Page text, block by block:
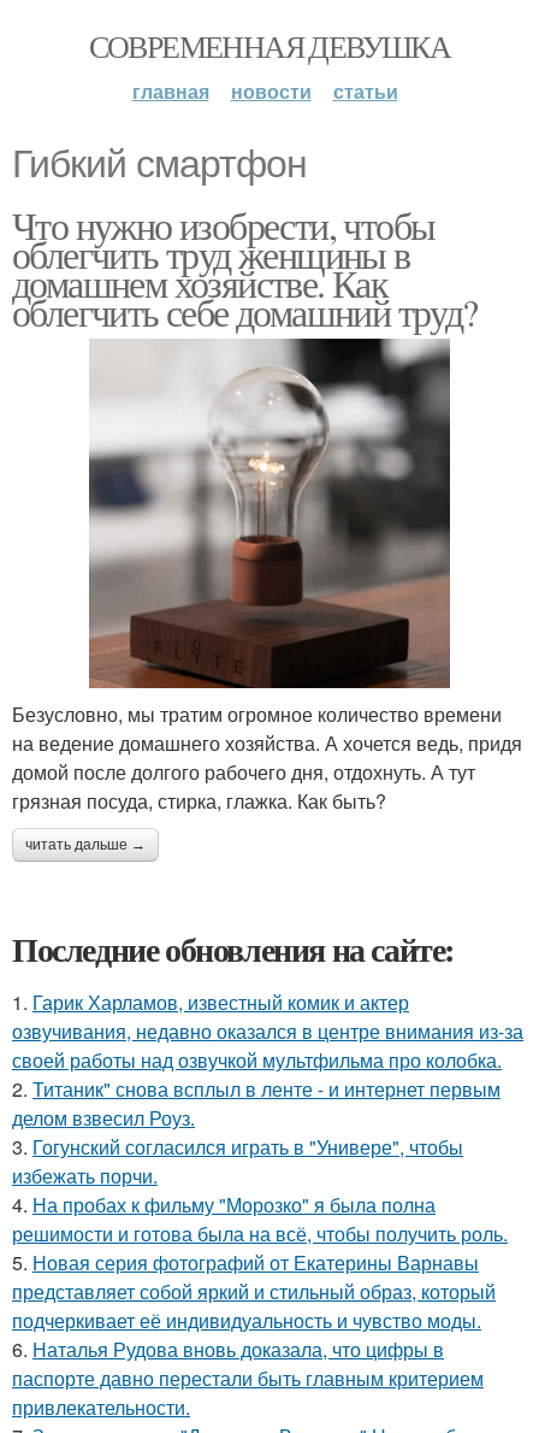
СОВРЕМЕННАЯ ДЕВУШКА
главная новости статьи
Гибкий смартфон
Что нужно изобрести, чтобы
облегчить труд женщины в
домашнем хозяйстве. Как
облегчить себе домашний труд?
Безусловно, мы тратим огромное количество времени
на ведение домашнего хозяйства. А хочется ведь, придя
домой после долгого рабочего дня, отдохнуть. А тут
грязная посуда, стирка, глажка. Как быть?
читать дальше →
Последние обновления на сайте:
1. Гарик Харламов, известный комик и актер
озвучивания, недавно оказался в центре внимания из-за
своей работы над озвучкой мультфильма про колобка.
2. Титаник" снова всплыл в ленте - и интернет первым
делом взвесил Роуз.
3. Гогунский согласился играть в "Универе", чтобы
избежать порчи.
4. На пробах к фильму "Морозко" я была полна
решимости и готова была на всё, чтобы получить роль.
5. Новая серия фотографий от Екатерины Варнавы
представляет собой яркий и стильный образ, который
подчеркивает её индивидуальность и чувство моды.
6. Наталья Рудова вновь доказала, что цифры в
паспорте давно перестали быть главным критерием
привлекательности.